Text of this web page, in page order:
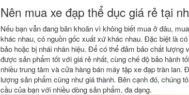
Nên mua xe đạp thể dục giá rẻ tại
Nếu bạn vẫn đang băn khoăn vì không biết mua ở đâu,
khác nhau, có nguồn gốc xuất xứ khác nhau. Đặc biệt là
bảo hoặc bị nhái nhãn hiệu. Để có thể đảm bảo chất
được sản phẩm tốt với giá rẻ nhất, cùng chế độ bảo hành
nhiều trung tâm và cửa hàng bán máy tập xe đạp tràn
lượng sản phẩm cũng như giá thành. Bên cạnh đó, chúng
cầu của bạn với nhiều dòng sản phẩm, đa dạng.